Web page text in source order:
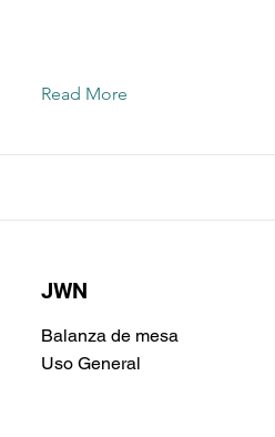
Read More
JWN
Balanza de mesa
Uso General